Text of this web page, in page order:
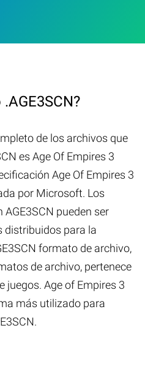
de los archivos que
es Age Of Empires 3
Age Of Empires 3
por Microsoft. Los
pueden ser
distribuidos para la
formato de archivo,
de archivo, pertenece
juegos. Age of Empires 3
más utilizado para